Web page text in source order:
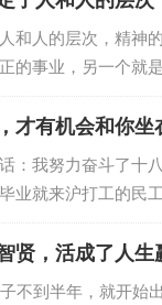
和人的层次，精神
的事业，另一个就
形态…
才有机会和你坐
：我努力奋斗了十
业就来沪打工的民
历程…
贤，活成了人生
不到半年，就开始